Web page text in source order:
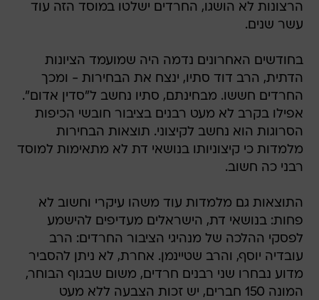
הרצונות לא הושגו, החרדים ישלטו במוסד הזה עוד
עשר שנים.
בחודשים האחרונים נדמה היה שמועמד הציונות
הדתית, הרב דוד סתיו, ינצח את הבחירות - ומכך
החרדים חששו. מבחינתם, סתיו נחשב ל"סדין אדום".
אפילו בקרב לא מעט רבנים בציבור חובשי הכיפות
הסרוגות הוא נחשב לקיצוני. תוצאות הבחירות
מלמדות כי קיצוניותו בנושאי דת לא מתאימות למוסד
רבני כה חשוב.
התוצאות גם מלמדות עוד משהו עיקרי וחשוב לא
פחות: בנושאי דת, הישראלים מעדיפים להישמע
לפסקי ההלכה של מנהיגי הציבור החרדים: הרב
עובדיה יוסף, והרב שטיינמן. אחרת, לא ניתן להסביר
מדוע נבחרו שני רבנים חרדים, משום שבגוף הבוחר,
המונה 150 חברים, יש זכות הצבעה ללא מעט